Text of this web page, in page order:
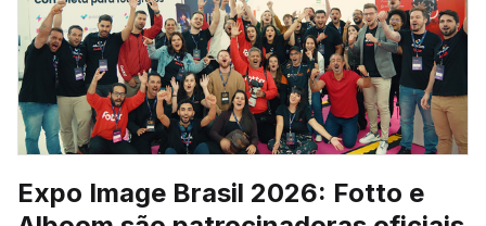
Expo Image Brasil 2026: Fotto e